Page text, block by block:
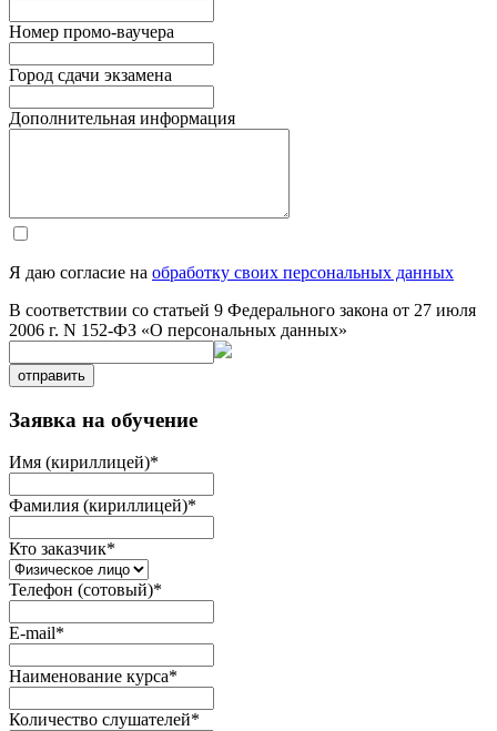
Номер промо-ваучера
Город сдачи экзамена
Дополнительная информация
Я даю согласие на обработку своих персональных данных
В соответствии со статьей 9 Федерального закона от 27 июля
2006 г. N 152-ФЗ «О персональных данных»
отправить
Заявка на обучение
Имя (кириллицей)*
Фамилия (кириллицей)*
Кто заказчик*
Телефон (сотовый)*
E-mail*
Наименование курса*
Количество слушателей*